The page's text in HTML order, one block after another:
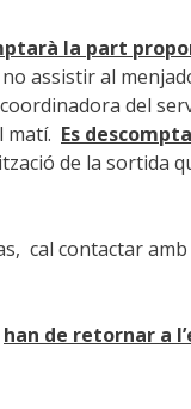
la part
no assistir al
del
matí. Es
de la sortida
cal contactar amb
han de retornar a